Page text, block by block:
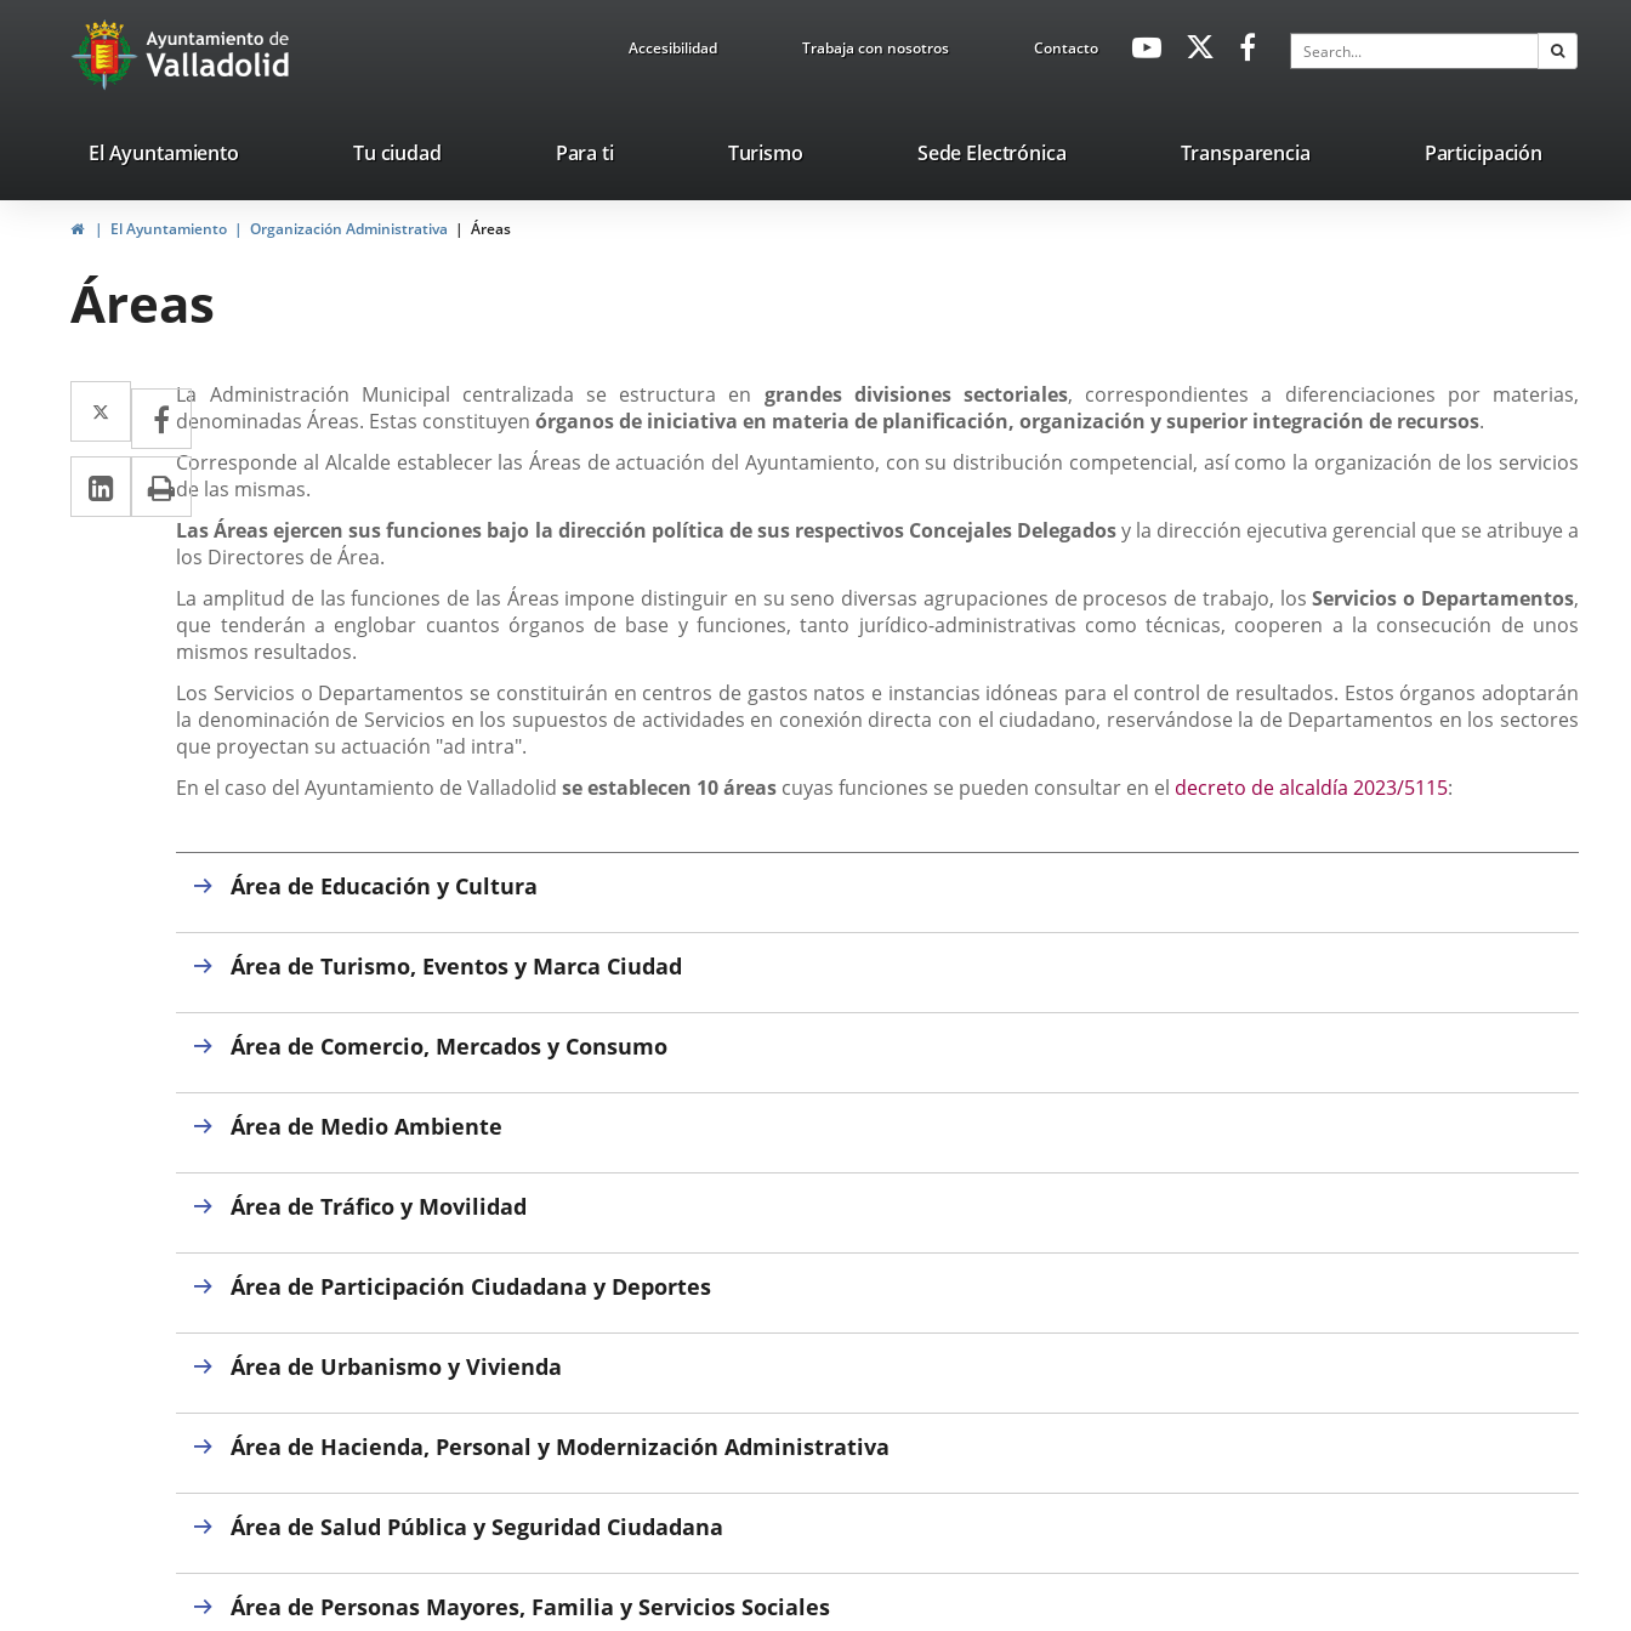
Portal
Web
Ayuntamiento
de
Valladolid
Accesibilidad Trabaja con nosotros ContactoavaHeaderSocial
Link
Link
application.
application.
Search
valladolid.es
El Ayuntamiento Tu ciudad Para ti TurismoThis
will
Sede ElectrónicaLink
external
Transparencia Participación
HomeEl Ayuntamiento Organización Administrativa Áreas
Áreas
Twitter
Enlace
a
una
aplicación
externa.
Facebook
Enlace
a
una
aplicación
externa.
Linkedin
Enlace
a
aplicación
externa.
Print
Descripción
La Administración Municipal centralizada se estructura en grandes divisiones sectoriales, correspondientes a diferenciaciones por materias,
denominadas Áreas. Estas constituyenórganos de iniciativa en materia de planificación, organización y superior integración de recursos.
Corresponde al Alcalde establecer las Áreas de actuación del Ayuntamiento, con su distribución competencial, así como la organización de los servicios
de las mismas.
Las Áreas ejercen sus funciones bajo la dirección política de sus respectivos Concejales Delegadosy la dirección ejecutiva gerencial que se atribuye a
los Directores de Área.
La amplitud de las funciones de las Áreas impone distinguir en su seno diversas agrupaciones de procesos de trabajo, losServicios o Departamentos,
que tenderán a englobar cuantos órganos de base y funciones, tanto jurídico-administrativas como técnicas, cooperen a la consecución de unos
mismos resultados.
Los Servicios o Departamentos se constituirán en centros de gastos natos e instancias idóneas para el control de resultados. Estos órganos adoptarán
la denominación de Servicios en los supuestos de actividades en conexión directa con el ciudadano, reservándose la de Departamentos en los sectores
que proyectan su actuación "ad intra".
En el caso del Ayuntamiento de Valladolidse establecen 10 áreas cuyas funciones se pueden consultar en el decreto de alcaldía 2023/5115:
Área de Educación y Cultura
Área de Turismo, Eventos y Marca Ciudad
Área de Comercio, Mercados y Consumo
Área de Medio Ambiente
Área de Tráfico y Movilidad
Área de Participación Ciudadana y Deportes
Área de Urbanismo y Vivienda
Área de Hacienda, Personal y Modernización Administrativa
Área de Salud Pública y Seguridad Ciudadana
Área de Personas Mayores, Familia y Servicios Sociales